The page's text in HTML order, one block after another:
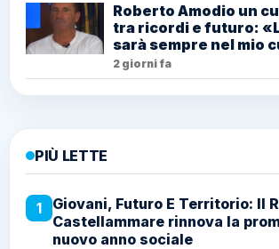
Roberto Amodio un
tra ricordi e futuro:
sarà sempre nel mio
2 giorni fa
PIÙ LETTE
1
Giovani, Futuro E Territorio: Il
Castellammare rinnova la
nuovo anno sociale